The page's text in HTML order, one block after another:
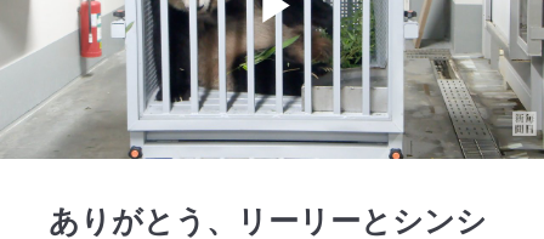
Play
ありがとう、リーリーとシンシ